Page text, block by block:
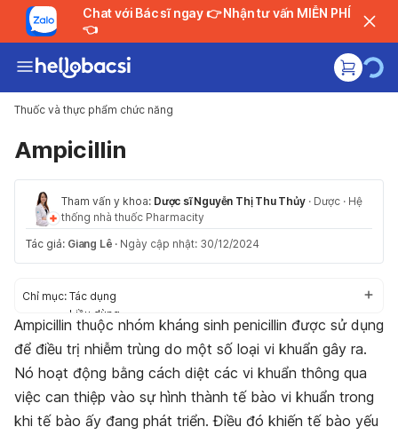
Chat với Bác sĩ ngay 👉 Nhận tư vấn MIỄN PHÍ
👈
Thuốc và thực phẩm chức năng
Ampicillin
Tham vấn y khoa: Dược sĩ Nguyễn Thị Thu Thủy · Dược · Hệ
thống nhà thuốc Pharmacity
Tác giả: Giang Lê · Ngày cập nhật: 30/12/2024
Chỉ mục: Tác dụng
Liều dùng
Cách dùng
Tác dụng phụ
Thận trọng/ Cảnh báo
Tương tác thuốc
Bảo quản
Ampicillin thuộc nhóm kháng sinh penicillin được sử dụng
để điều trị nhiễm trùng do một số loại vi khuẩn gây ra.
Nó hoạt động bằng cách diệt các vi khuẩn thông qua
việc can thiệp vào sự hình thành tế bào vi khuẩn trong
khi tế bào ấy đang phát triển. Điều đó khiến tế bào yếu